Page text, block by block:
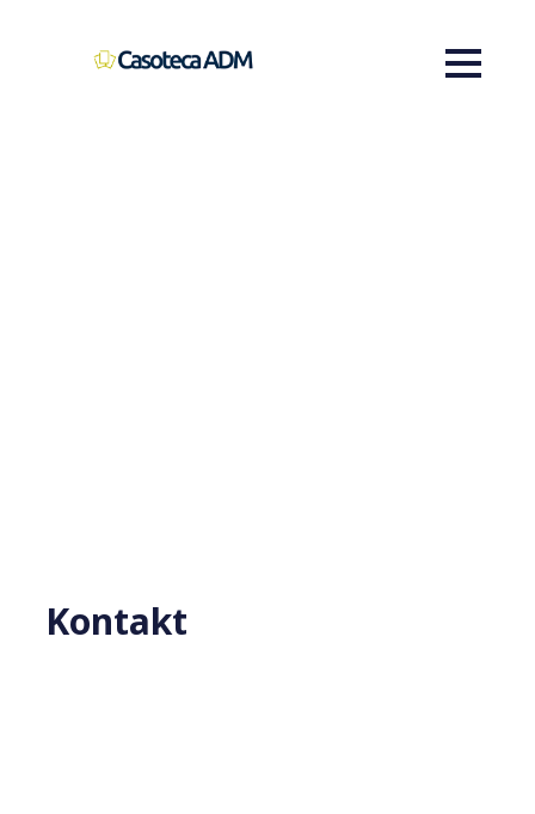
Kontakt